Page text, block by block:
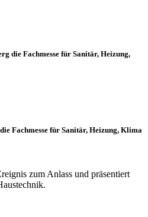
die Fachmesse für Sanitär, Heizung,
Fachmesse für Sanitär, Heizung, Klima
zum Anlass und präsentiert